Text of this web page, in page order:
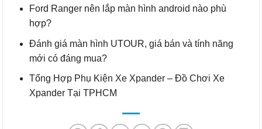
Ford Ranger nên lắp màn hình android nào phù
hợp?
Đánh giá màn hình UTOUR, giá bán và tính năng
mới có đáng mua?
Tổng Hợp Phụ Kiện Xe Xpander – Đồ Chơi Xe
Xpander Tại TPHCM